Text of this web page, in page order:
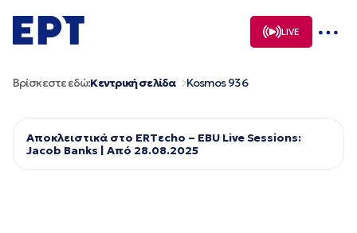
σε
περιεχόμενο
LIVE
Βρίσκεστε εδώ:Κεντρική σελίδα Kosmos 93 6
Αποκλειστικά στο ERTεcho – EBU Live Sessions:
Jacob Banks | Από 28.08.2025